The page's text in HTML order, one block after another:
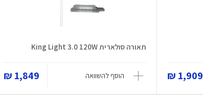
1,909 ₪
תאורה סולארית King Light 3.0 120W
הוסף להשוואה 1,849 ₪